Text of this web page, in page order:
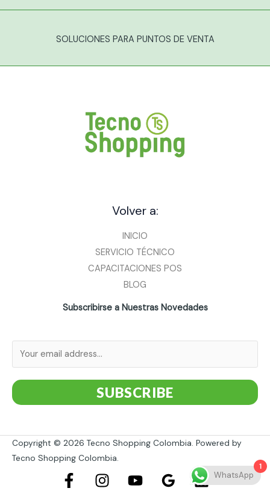
SOLUCIONES PARA PUNTOS DE VENTA
Volver a:
INICIO
SERVICIO TÉCNICO
CAPACITACIONES POS
BLOG
Subscribirse a Nuestras Novedades
SUBSCRIBE
Copyright © 2026 Tecno Shopping Colombia. Powered by
Tecno Shopping Colombia.
1
WhatsApp